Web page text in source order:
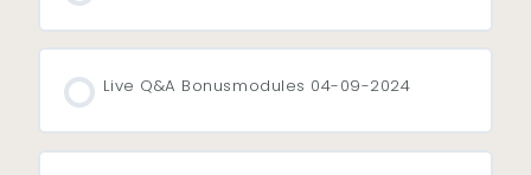
Live Q&A Bonusmodules 04-09-2024